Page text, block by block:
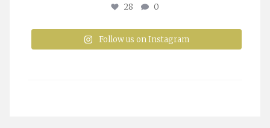
28 0
Follow us on Instagram